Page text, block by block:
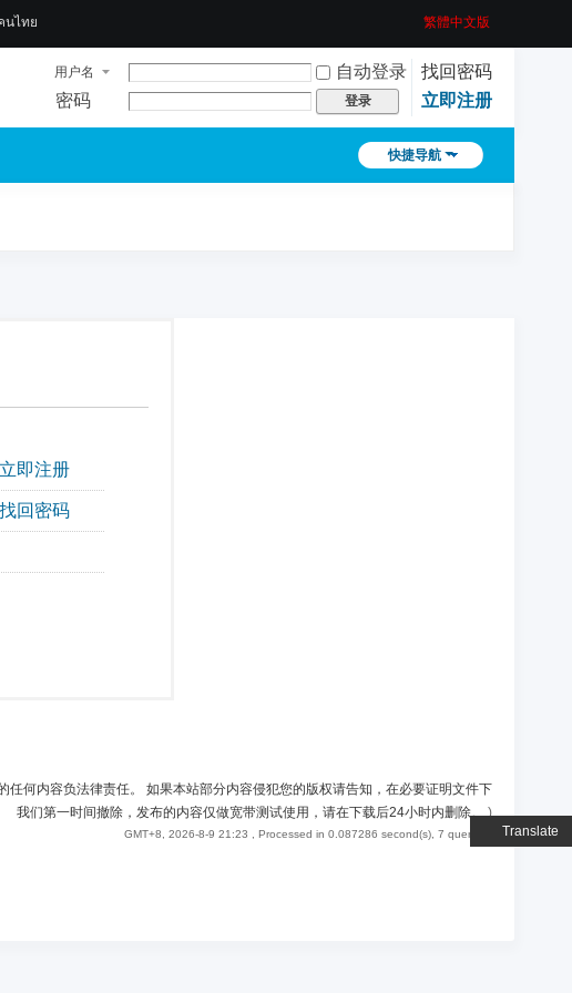
Translate
นไทย 繁體中文版
用户名 自动登录
找回密码
密码
登录 立即注册
快捷导航
立即注册
找回密码
何内容负法律责任。 如果本站部分内容侵犯您的版权请告知，在必要证明文件下
我们第一时间撤除，发布的内容仅做宽带测试使用，请在下载后24小时内删除。)
GMT+8, 2026-8-9 21:23 , Processed in 0.087286 second(s), 7 queries .